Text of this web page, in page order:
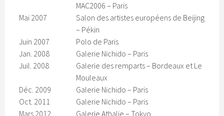
MAC2006 – Paris
Mai 2007
Salon des artistes européens de Beijing
– Pékin
Juin 2007
Polo de Paris
Jan. 2008
Galerie Nichido – Paris
Juil. 2008
Galerie des remparts – Bordeaux et Le
Mouleaux
Déc. 2009
Galerie Nichido – Paris
Oct. 2011
Galerie Nichido – Paris
Mars 2012
Galerie Athalie – Tokyo